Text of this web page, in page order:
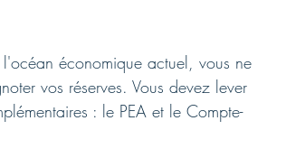
économique actuel, vous ne
vos réserves. Vous devez lever
: le PEA et le Compte-